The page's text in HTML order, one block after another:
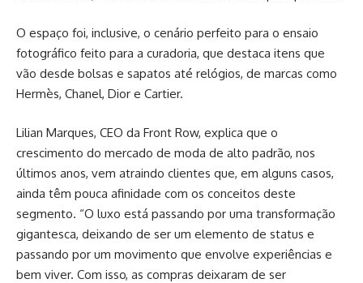
O espaço foi, inclusive, o cenário perfeito para o ensaio
fotográfico feito para a curadoria, que destaca itens que
vão desde bolsas e sapatos até relógios, de marcas como
Hermès, Chanel, Dior e Cartier.
Lilian Marques, CEO da Front Row, explica que o
crescimento do mercado de moda de alto padrão, nos
últimos anos, vem atraindo clientes que, em alguns casos,
ainda têm pouca afinidade com os conceitos deste
segmento. “O luxo está passando por uma transformação
gigantesca, deixando de ser um elemento de status e
passando por um movimento que envolve experiências e
bem viver. Com isso, as compras deixaram de ser